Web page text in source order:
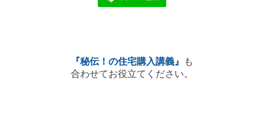
『秘伝！の住宅購入講義』
も
合わせてお役立てください。